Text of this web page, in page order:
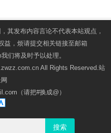
其发布内容言论不代表本站观点，
益，烦请提交相关链接至邮箱
们将及时予以处理。
All Rights Reserved.站
（请把#换成@）
搜索